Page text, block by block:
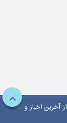
آخرین اخبار و